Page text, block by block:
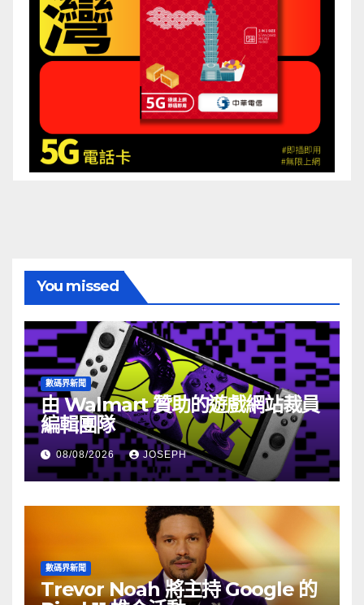
You missed
數碼界新聞
由 Walmart 贊助的遊戲網站裁員
編輯團隊
08/08/2026 JOSEPH
數碼界新聞
Trevor Noah 將主持 Google 的